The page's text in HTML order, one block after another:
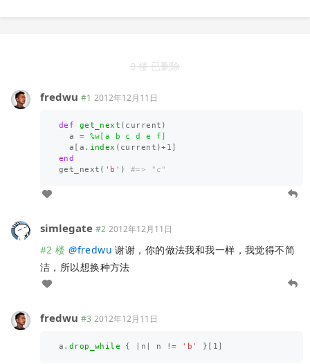
0 楼 已删除
fredwu #1 2012年12月11日
def get_next ( current )
a
=
%w[a b c d e f]
a
a . index ( current )+1
end
get_next ( 'b' ) #=> "c"
simlegate #2 2012年12月11日
#2 楼 @fredwu 谢谢，你的做法我和我一样，我觉得不简
洁，所以想换种方法
fredwu #3 2012年12月11日
a . drop_while { n n != 'b' }[ 1